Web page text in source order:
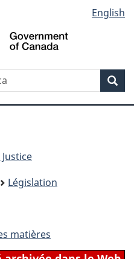
au
contenu
propos
de
la
HTML
simplifiée
English
Législation
matières